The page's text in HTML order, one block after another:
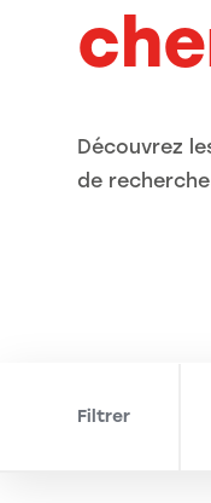
Découvrez
de
Filtrer